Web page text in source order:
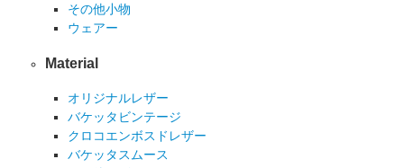
その他小物
ウェアー
Material
オリジナルレザー
バケッタビンテージ
クロコエンボスドレザー
バケッタスムース